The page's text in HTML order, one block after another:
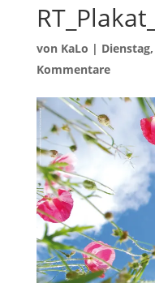
von KaLo |
Kommentare